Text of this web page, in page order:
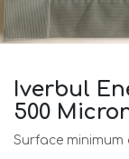
Iverbul
500
Surface minimum